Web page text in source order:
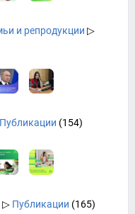
и репродукции ▷
Публикации (154)
▷ Публикации (165)